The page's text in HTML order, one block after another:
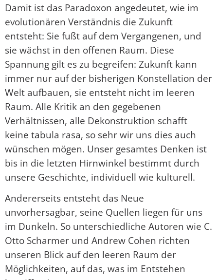
Damit ist das Paradoxon angedeutet, wie im
evolutionären Verständnis die Zukunft
entsteht: Sie fußt auf dem Vergangenen, und
sie wächst in den offenen Raum. Diese
Spannung gilt es zu begreifen: Zukunft kann
immer nur auf der bisherigen Konstellation der
Welt aufbauen, sie entsteht nicht im leeren
Raum. Alle Kritik an den gegebenen
Verhältnissen, alle Dekonstruktion schafft
keine tabula rasa, so sehr wir uns dies auch
wünschen mögen. Unser gesamtes Denken ist
bis in die letzten Hirnwinkel bestimmt durch
unsere Geschichte, individuell wie kulturell.
Andererseits entsteht das Neue
unvorhersagbar, seine Quellen liegen für uns
im Dunkeln. So unterschiedliche Autoren wie C.
Otto Scharmer und Andrew Cohen richten
unseren Blick auf den leeren Raum der
Möglichkeiten, auf das, was im Entstehen